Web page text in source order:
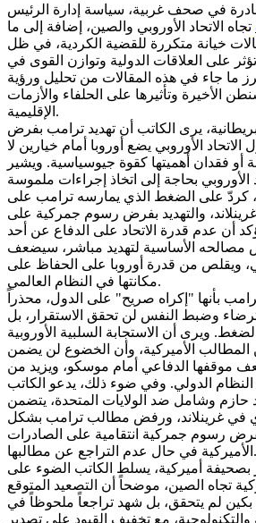
في صحف غربية، سياسة إدارة الرئيس
تجاه الاتحاد الأوروبي والصين، إضافة إلى ما
خيانة متكررة للقضية الكردية، في ظل
على العلاقات الدولية وتوازن القوى في
ما جاء في هذه المقالات من تحليل ورؤية
الأخيرة وتأثيرها على الحلفاء والأزمات
الإقليمية.
يرى الكاتب أن تهديد ترامب بفرض
الأوروبي يضع أوروبا أمام خيارين لا
أو فقدان أهميتها كقوة جيوسياسية. ويشير
الأوروبي بحاجة إلى اتخاذ إجراءات ملموسة
، كردّ على الضغط الذي يمارسه ترامب على
والتهديد بفرض رسوم جمركية على
أن عدم قدرة الاتحاد على الدفاع عن أحد
مصالحه الأساسية لتهديد مباشر، سيضعف
ويقلص من قدرة أوروبا على الحفاظ على
مكانتها في النظام العالمي.
بأنها "إكراه صريح" على الدول، محذراً
وضبط النفس لن تحقق الاستقرار، بل
ويرى أن الاستجابة السلبية الأوروبية
الأميركية، وأن الخضوع لن يضمن
موقفها الدفاعي أمام موسكو، ويزيد من
النظام الدولي. وفي ضوء ذلك، يدعو الكاتب
حازم وشامل ضد الولايات المتحدة، يتضمن
في غرينلاند، ورفض مطالب ترامب بشكل
رسوم جمركية انتقامية على الصادرات
الأميركية في حال عدم التراجع عن مطالبها.
أميركية، يسلط الكاتب الضوء على
تجاه الصين، موضحاً أن التصعيد المتوقع
لم يتحقق، بل شهد تراجعاً ملحوظاً في
والتكنولوجية، مع تخفيف القيود على تصدير